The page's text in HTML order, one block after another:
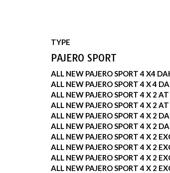
TYPE
PAJERO SPORT
ALL NEW PAJERO SPORT 4 X4
ALL NEW PAJERO SPORT 4 X 4
ALL NEW PAJERO SPORT 4 X 2
ALL NEW PAJERO SPORT 4 X 2
ALL NEW PAJERO SPORT 4 X 2
ALL NEW PAJERO SPORT 4 X 2
ALL NEW PAJERO SPORT 4 X 2
ALL NEW PAJERO SPORT 4 X 2
ALL NEW PAJERO SPORT 4 X 2
ALL NEW PAJERO SPORT 4 X 2